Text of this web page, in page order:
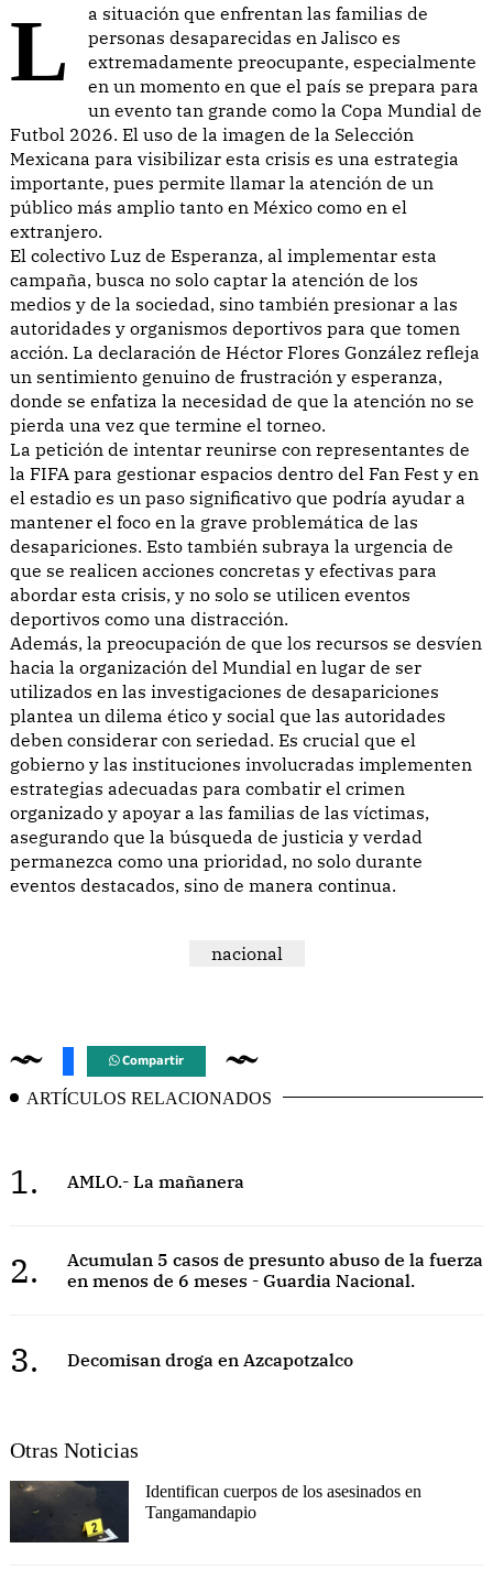
La situación que enfrentan las familias de
personas desaparecidas en Jalisco es
extremadamente preocupante, especialmente
en un momento en que el país se prepara para
un evento tan grande como la Copa Mundial de
Futbol 2026. El uso de la imagen de la Selección
Mexicana para visibilizar esta crisis es una estrategia
importante, pues permite llamar la atención de un
público más amplio tanto en México como en el
extranjero.
El colectivo Luz de Esperanza, al implementar esta
campaña, busca no solo captar la atención de los
medios y de la sociedad, sino también presionar a las
autoridades y organismos deportivos para que tomen
acción. La declaración de Héctor Flores González refleja
un sentimiento genuino de frustración y esperanza,
donde se enfatiza la necesidad de que la atención no se
pierda una vez que termine el torneo.
La petición de intentar reunirse con representantes de
la FIFA para gestionar espacios dentro del Fan Fest y en
el estadio es un paso significativo que podría ayudar a
mantener el foco en la grave problemática de las
desapariciones. Esto también subraya la urgencia de
que se realicen acciones concretas y efectivas para
abordar esta crisis, y no solo se utilicen eventos
deportivos como una distracción.
Además, la preocupación de que los recursos se desvíen
hacia la organización del Mundial en lugar de ser
utilizados en las investigaciones de desapariciones
plantea un dilema ético y social que las autoridades
deben considerar con seriedad. Es crucial que el
gobierno y las instituciones involucradas implementen
estrategias adecuadas para combatir el crimen
organizado y apoyar a las familias de las víctimas,
asegurando que la búsqueda de justicia y verdad
permanezca como una prioridad, no solo durante
eventos destacados, sino de manera continua.
nacional
Compartir
ARTÍCULOS RELACIONADOS
1. AMLO.- La mañanera
2.
Acumulan 5 casos de presunto abuso de la fuerza
en menos de 6 meses - Guardia Nacional.
3. Decomisan droga en Azcapotzalco
Otras Noticias
Identifican cuerpos de los asesinados en
Tangamandapio